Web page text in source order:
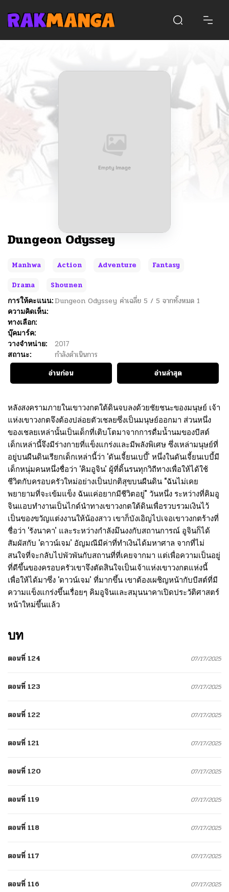
Dungeon Odyssey
Manhwa Action Adventure
Fantasy
Drama
Shounen
การให้คะแนน:Dungeon Odyssey ค่าเฉลี่ย 5 / 5 จากทั้งหมด 1
ความคิดเห็น:
ทางเลือก:
บุ๊คมาร์ค:
วางจำหน่าย:
2017
สถานะ:
กำลังดำเนินการ
อ่านก่อน
อ่านล่าสุด
หลังสงครามภายในเขาวงกตใต้ดินจบลงด้วยชัยชนะของมนุษย์ เจ้า
แห่งเขาวงกตจึงต้องปล่อยตัวเชลยซึ่งเป็นมนุษย์ออกมา ส่วนหนึ่ง
ของเชลยเหล่านั้นเป็นเด็กที่เติบโตมาจากการดื่มน้ำนมของบีสต์
เด็กเหล่านี้จึงมีร่างกายที่แข็งแกร่งและมีพลังพิเศษ ซึ่งเหล่ามนุษย์ที่
อยู่บนผืนดินเรียกเด็กเหล่านี้ว่า ‘ดันเจี้ยนเบบี้’ หนึ่งในดันเจี้ยนเบบี้มี
เด็กหนุ่มคนหนึ่งชื่อว่า ‘คิมอูจิน’ ผู้ที่ดิ้นรนทุกวิถีทางเพื่อให้ได้ใช้
ชีวิตกับครอบครัวใหม่อย่างเป็นปกติสุขบนผืนดิน “ฉันไม่เคย
พยายามที่จะเข้มแข็ง ฉันแค่อยากมีชีวิตอยู่” วันหนึ่ง ระหว่างที่คิมอู
จินแอบทำงานเป็นไกด์นำทางเขาวงกตใต้ดินเพื่อรวบรวมเงินไว้
เป็นของขวัญแต่งงานให้น้องสาว เขาก็บังเอิญไปเจอเขาวงกตร้างที่
ชื่อว่า ‘รังนาคา’ และระหว่างกำลังมึนงงกับสถานการณ์ อูจินก็ได้
สัมผัสกับ ‘ดาวน์เจม’ อัญมณีมีค่าที่ทำเงินได้มหาศาล จากที่ไม่
สนใจที่จะกลับไปพัวพันกับสถานที่ที่เคยจากมา แต่เพื่อความเป็นอยู่
ที่ดีขึ้นของครอบครัวเขาจึงตัดสินใจเป็นเจ้าแห่งเขาวงกตแห่งนี้
เพื่อให้ได้มาซึ่ง ‘ดาวน์เจม’ ที่มากขึ้น เขาต้องเผชิญหน้ากับบีสต์ที่มี
ความแข็งแกร่งขึ้นเรื่อยๆ คิมอูจินและสมุนนาคาเปิดประวัติศาสตร์
หน้าใหม่ขึ้นแล้ว
บท
ตอนที่ 124 07/17/2025
ตอนที่ 123 07/17/2025
ตอนที่ 122 07/17/2025
ตอนที่ 121 07/17/2025
ตอนที่ 120 07/17/2025
ตอนที่ 119 07/17/2025
ตอนที่ 118 07/17/2025
ตอนที่ 117 07/17/2025
ตอนที่ 116 07/17/2025